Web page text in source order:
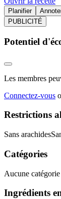
Planifier
PUBLICITÉ
Potentiel
Les membres
Connectez-vous
Restrictions
Sans arachides
Catégories
Aucune
Ingrédients